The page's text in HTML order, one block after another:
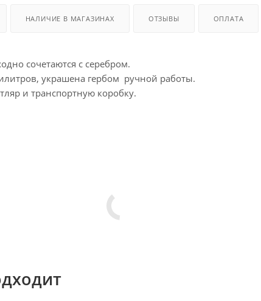
НАЛИЧИЕ В МАГАЗИНАХ ОТЗЫВЫ ОПЛАТА
сочетаются с серебром.
украшена гербом ручной работы.
и транспортную коробку.